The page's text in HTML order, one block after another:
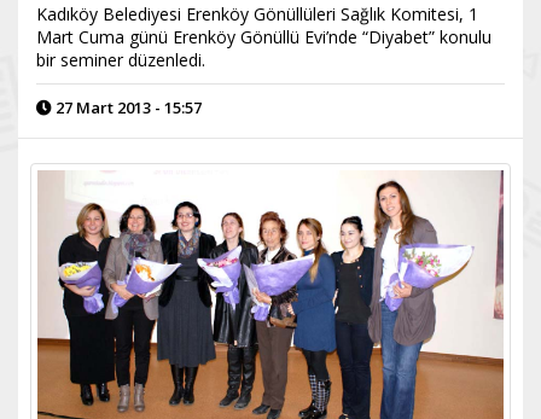
Kadıköy Belediyesi Erenköy Gönüllüleri Sağlık Komitesi, 1
Mart Cuma günü Erenköy Gönüllü Evi’nde “Diyabet” konulu
bir seminer düzenledi.
27 Mart 2013 - 15:57